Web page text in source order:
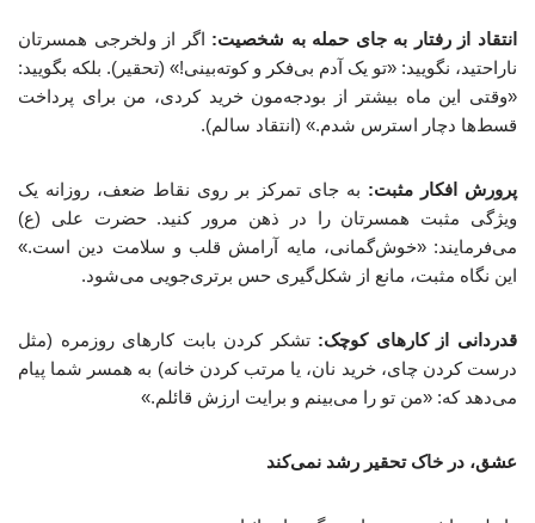
انتقاد از رفتار به جای حمله به شخصیت: اگر از ولخرجی همسرتان
ناراحتید، نگویید: «تو یک آدم بی‌فکر و کوته‌بینی!» (تحقیر). بلکه بگویید:
«وقتی این ماه بیشتر از بودجه‌مون خرید کردی، من برای پرداخت
قسط‌ها دچار استرس شدم.» (انتقاد سالم).
پرورش افکار مثبت: به جای تمرکز بر روی نقاط ضعف، روزانه یک
ویژگی مثبت همسرتان را در ذهن مرور کنید. حضرت علی (ع)
می‌فرمایند: «خوش‌گمانی، مایه آرامش قلب و سلامت دین است.»
این نگاه مثبت، مانع از شکل‌گیری حس برتری‌جویی می‌شود.
قدردانی از کارهای کوچک: تشکر کردن بابت کارهای روزمره (مثل
درست کردن چای، خرید نان، یا مرتب کردن خانه) به همسر شما پیام
می‌دهد که: «من تو را می‌بینم و برایت ارزش قائلم.»
عشق، در خاک تحقیر رشد نمی‌کند